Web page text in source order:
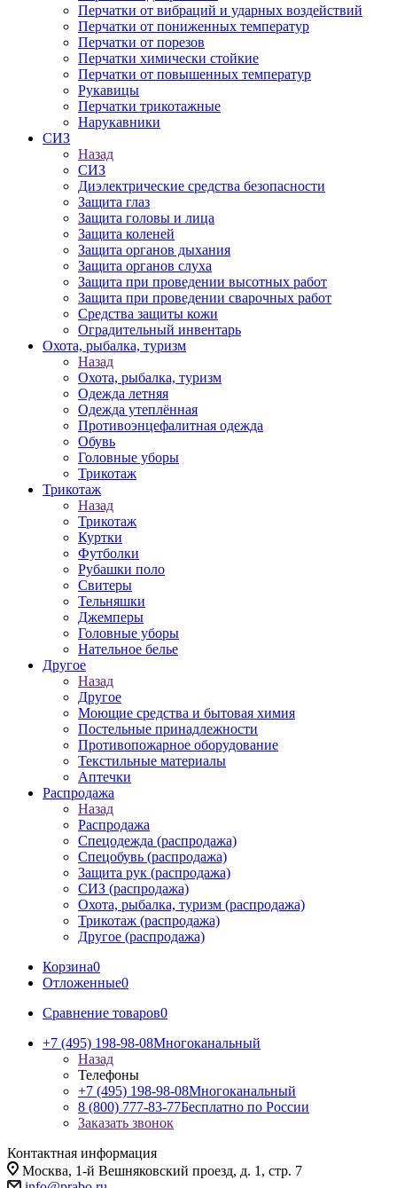
Перчатки от вибраций и ударных воздействий
Перчатки от пониженных температур
Перчатки от порезов
Перчатки химически стойкие
Перчатки от повышенных температур
Рукавицы
Перчатки трикотажные
Нарукавники
СИЗ
Назад
СИЗ
Диэлектрические средства безопасности
Защита глаз
Защита головы и лица
Защита коленей
Защита органов дыхания
Защита органов слуха
Защита при проведении высотных работ
Защита при проведении сварочных работ
Средства защиты кожи
Оградительный инвентарь
Охота, рыбалка, туризм
Назад
Охота, рыбалка, туризм
Одежда летняя
Одежда утеплённая
Противоэнцефалитная одежда
Обувь
Головные уборы
Трикотаж
Трикотаж
Назад
Трикотаж
Куртки
Футболки
Рубашки поло
Свитеры
Тельняшки
Джемперы
Головные уборы
Нательное белье
Другое
Назад
Другое
Моющие средства и бытовая химия
Постельные принадлежности
Противопожарное оборудование
Текстильные материалы
Аптечки
Распродажа
Назад
Распродажа
Спецодежда (распродажа)
Спецобувь (распродажа)
Защита рук (распродажа)
СИЗ (распродажа)
Охота, рыбалка, туризм (распродажа)
Трикотаж (распродажа)
Другое (распродажа)
Корзина0
Отложенные0
Сравнение товаров0
+7 (495) 198-98-08Многоканальный
Назад
Телефоны
+7 (495) 198-98-08Многоканальный
8 (800) 777-83-77Бесплатно по России
Заказать звонок
Контактная информация
Москва, 1-й Вешняковский проезд, д. 1, стр. 7